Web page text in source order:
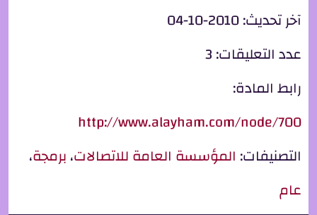
آخر تحديث:2010-10-04
عدد التعليقات:3
رابط المادة:
http://www.alayham.com/node/700
التصنيفات: المؤسسة العامة للاتصالات،برمجة،
عام